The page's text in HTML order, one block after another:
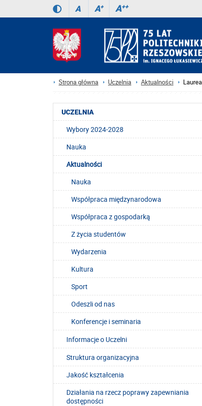
A A+ A++
Strona główna Uczelnia Aktualności
UCZELNIA
Wybory 2024-2028
Nauka
Aktualności
Nauka
Współpraca międzynarodowa
Współpraca z gospodarką
Z życia studentów
Wydarzenia
Kultura
Sport
Odeszli od nas
Konferencje i seminaria
Informacje o Uczelni
Struktura organizacyjna
Jakość kształcenia
Działania na rzecz poprawy zapewniania
dostępności